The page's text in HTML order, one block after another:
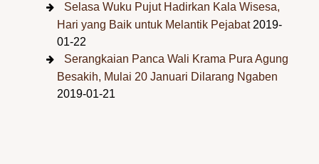
Selasa Wuku Pujut Hadirkan Kala Wisesa,
Hari yang Baik untuk Melantik Pejabat 2019-
01-22
Serangkaian Panca Wali Krama Pura Agung
Besakih, Mulai 20 Januari Dilarang Ngaben
2019-01-21